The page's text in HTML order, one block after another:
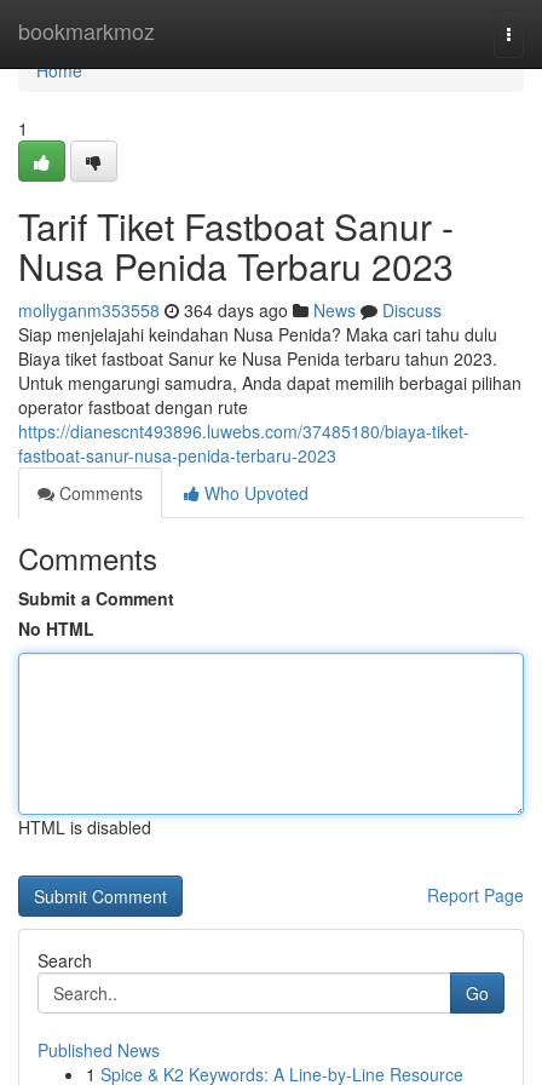
bookmarkmoz
Home
Home
1
Tarif Tiket Fastboat Sanur -
Nusa Penida Terbaru 2023
mollyganm353558 364 days ago News
Discuss
Siap menjelajahi keindahan Nusa Penida? Maka cari tahu dulu
Biaya tiket fastboat Sanur ke Nusa Penida terbaru tahun 2023.
Untuk mengarungi samudra, Anda dapat memilih berbagai pilihan
operator fastboat dengan rute
https://dianescnt493896.luwebs.com/37485180/biaya-tiket-
fastboat-sanur-nusa-penida-terbaru-2023
Comments
Who Upvoted
Comments
Submit a Comment
No HTML
HTML is disabled
Report Page
Search
Go
Published News
1 Spice & K2 Keywords: A Line-by-Line Resource